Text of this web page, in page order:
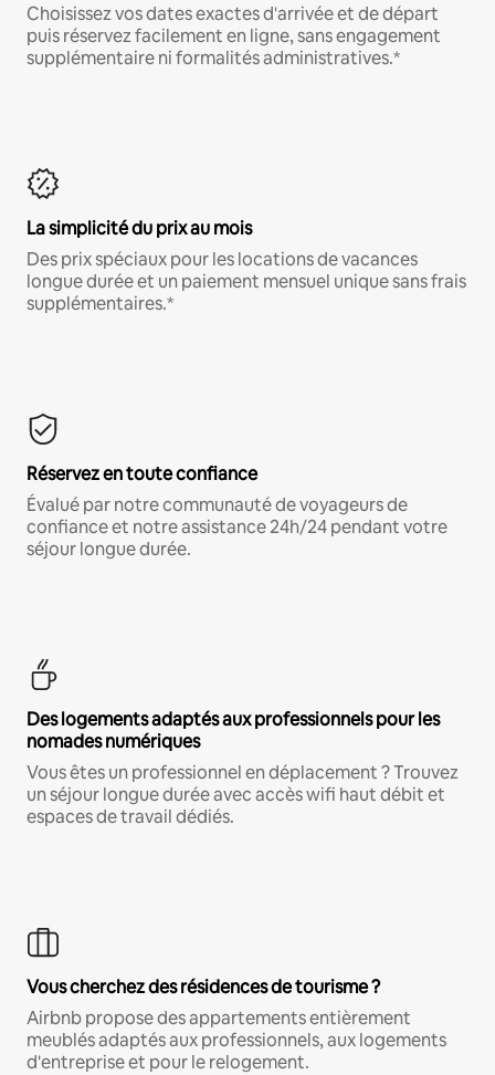
Choisissez vos dates exactes d'arrivée et de départ
puis réservez facilement en ligne, sans engagement
supplémentaire ni formalités administratives.*
La simplicité du prix au mois
Des prix spéciaux pour les locations de vacances
longue durée et un paiement mensuel unique sans frais
supplémentaires.*
Réservez en toute confiance
Évalué par notre communauté de voyageurs de
confiance et notre assistance 24h/24 pendant votre
séjour longue durée.
Des logements adaptés aux professionnels pour les
nomades numériques
Vous êtes un professionnel en déplacement ? Trouvez
un séjour longue durée avec accès wifi haut débit et
espaces de travail dédiés.
Vous cherchez des résidences de tourisme ?
Airbnb propose des appartements entièrement
meublés adaptés aux professionnels, aux logements
d'entreprise et pour le relogement.